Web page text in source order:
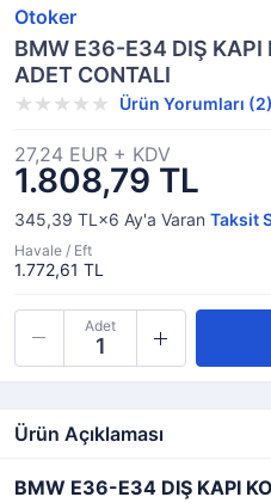
Otoker
BMW E36-E34 DIŞ KAPI
ADET CONTALI
Ürün Yorumları (2)
1.808,79 TL
27,24 EUR + KDV
345,39 TL×6 Ay'a Varan Taksit
Havale / Eft
1.772,61 TL
Adet
Ürün Açıklaması
BMW E36-E34 DIŞ KAPI